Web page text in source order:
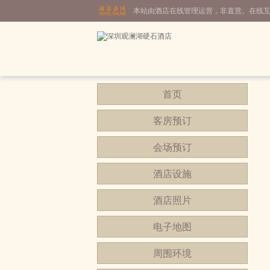
本站由酒店在线管理运营，非直营。在线
首页
客房预订
会场预订
酒店设施
酒店照片
电子地图
周围环境